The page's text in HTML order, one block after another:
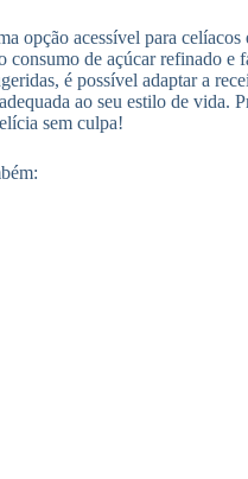
opção acessível para celíacos
consumo de açúcar refinado e
é possível adaptar a
ao seu estilo de vida.
sem culpa!